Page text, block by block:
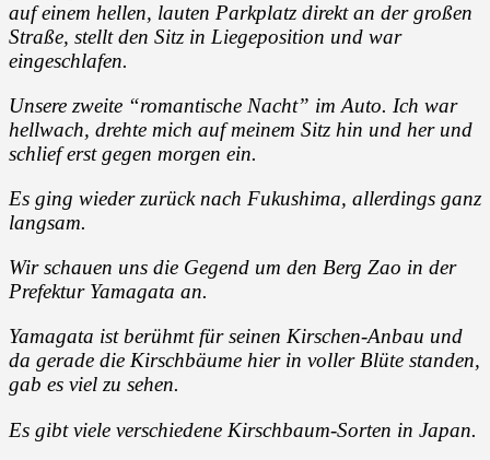
auf einem hellen, lauten Parkplatz direkt an der großen
Straße, stellt den Sitz in Liegeposition und war
eingeschlafen.
Unsere zweite “romantische Nacht” im Auto. Ich war
hellwach, drehte mich auf meinem Sitz hin und her und
schlief erst gegen morgen ein.
Es ging wieder zurück nach Fukushima, allerdings ganz
langsam.
Wir schauen uns die Gegend um den Berg Zao in der
Prefektur Yamagata an.
Yamagata ist berühmt für seinen Kirschen-Anbau und
da gerade die Kirschbäume hier in voller Blüte standen,
gab es viel zu sehen.
Es gibt viele verschiedene Kirschbaum-Sorten in Japan.